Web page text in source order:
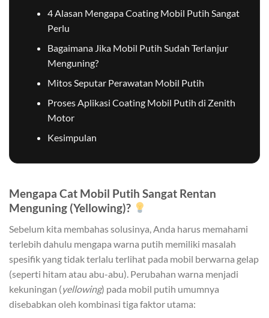
4 Alasan Mengapa Coating Mobil Putih Sangat
Perlu
Bagaimana Jika Mobil Putih Sudah Terlanjur
Menguning?
Mitos Seputar Perawatan Mobil Putih
Proses Aplikasi Coating Mobil Putih di Zenith
Motor
Kesimpulan
Mengapa Cat Mobil Putih Sangat Rentan
Menguning (Yellowing)?
Sebelum kita membahas solusinya, Anda harus memahami
terlebih dahulu mengapa warna putih memiliki masalah
spesifik yang tidak terlalu terlihat pada mobil berwarna gelap
(seperti hitam atau abu-abu). Perubahan warna menjadi
kekuningan (yellowing) pada mobil putih umumnya
disebabkan oleh kombinasi tiga faktor utama: